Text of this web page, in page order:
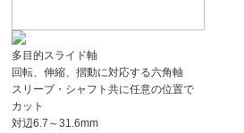
多目的スライド軸
回転、伸縮、摺動に対応する六角軸
スリーブ・シャフト共に任意の位置で
カット
対辺6.7～31.6mm